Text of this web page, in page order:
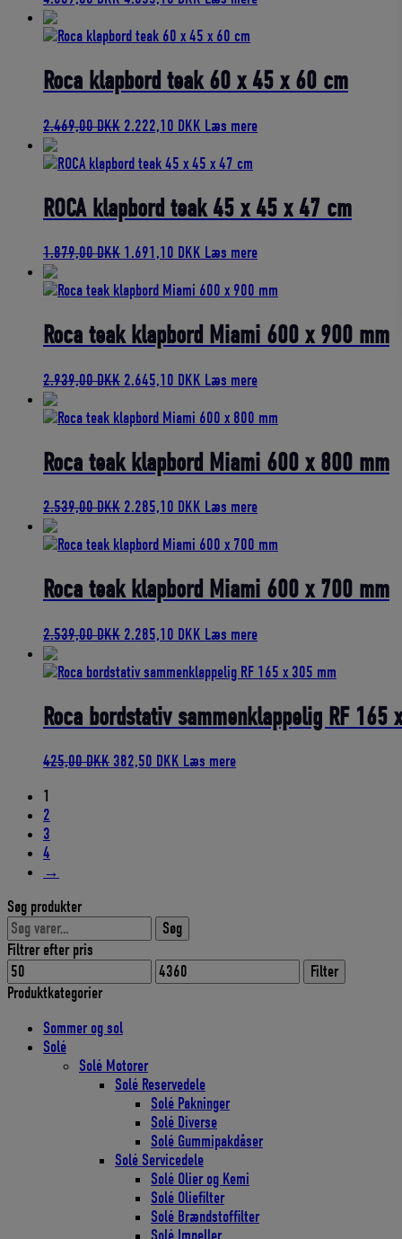
pris
4.839,00 DKK.
pris
4.355,10 DKK.
Roca klapbord teak 60 x 45 x 60 cm
2.469,00DKK Den
pris
2.469,00 DKK.
2.222,10 DKK Den
pris
2.222,10 DKK.
Læs mere
ROCA klapbord teak 45 x 45 x 47 cm
1.879,00DKK Den
pris
1.879,00 DKK.
1.691,10 DKK Den
pris
1.691,10 DKK.
Læs mere
Roca teak klapbord Miami 600 x 900 mm
2.939,00DKK Den
pris
2.939,00 DKK.
2.645,10 DKK Den
pris
2.645,10 DKK.
Læs mere
Roca teak klapbord Miami 600 x 800 mm
2.539,00DKK Den
pris
2.539,00 DKK.
2.285,10 DKK Den
pris
2.285,10 DKK.
Læs mere
Roca teak klapbord Miami 600 x 700 mm
2.539,00DKK Den
pris
2.539,00 DKK.
2.285,10 DKK Den
pris
2.285,10 DKK.
Læs mere
Roca bordstativ sammenklappelig RF 165
425,00DKK Den
382,50 DKK Den
Læs mere
1
2
3
4
→
Søg produkter
Søg
efter:
Søg
Filtrer efter pris
Mindste
pris
Højeste
pris
Filter
Produktkategorier
Sommer og sol
Solé
Solé Motorer
Solé Reservedele
Solé Pakninger
Solé Diverse
Solé Gummipakdåser
Solé Servicedele
Solé Olier og Kemi
Solé Oliefilter
Solé Brændstoffilter